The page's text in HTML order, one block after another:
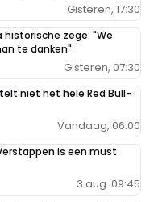
Gisteren, 17:30
zege: "We
te danken"
Gisteren, 07:30
niet het hele Red Bull-
Vandaag, 06:00
is een must
3 aug. 09:45